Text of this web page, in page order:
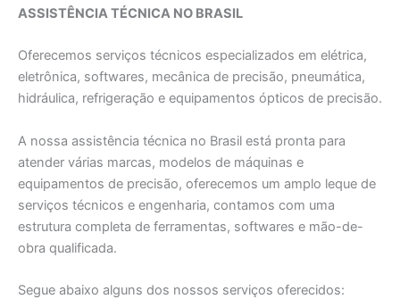
ASSISTÊNCIA TÉCNICA NO BRASIL
Oferecemos serviços técnicos especializados em elétrica,
eletrônica, softwares, mecânica de precisão, pneumática,
hidráulica, refrigeração e equipamentos ópticos de precisão.
A nossa assistência técnica no Brasil está pronta para
atender várias marcas, modelos de máquinas e
equipamentos de precisão, oferecemos um amplo leque de
serviços técnicos e engenharia, contamos com uma
estrutura completa de ferramentas, softwares e mão-de-
obra qualificada.
Segue abaixo alguns dos nossos serviços oferecidos: